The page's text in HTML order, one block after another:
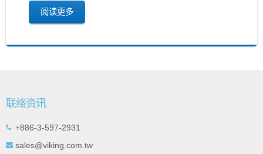
阅读更多
联络资讯
+886-3-597-2931
sales@viking.com.tw